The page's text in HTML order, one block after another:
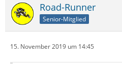
Road-Runner
Senior-Mitglied
15. November 2019 um 14:45